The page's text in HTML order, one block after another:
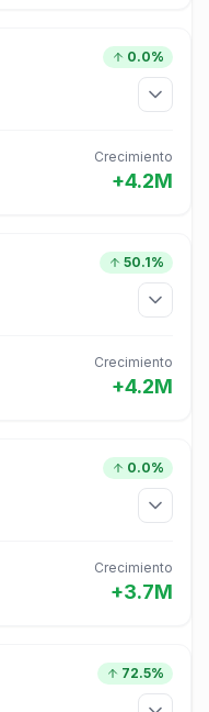
0.0%
Crecimiento
+4.2M
50.1%
Crecimiento
+4.2M
0.0%
Crecimiento
+3.7M
72.5%